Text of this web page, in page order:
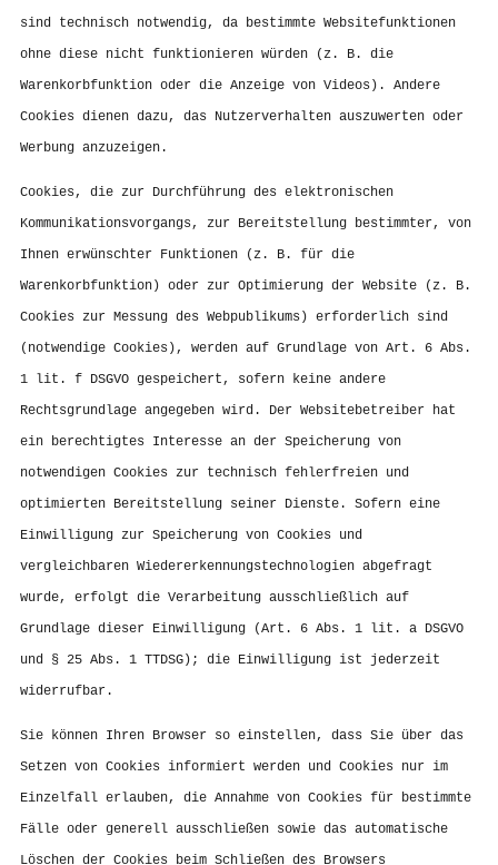
sind technisch notwendig, da bestimmte Websitefunktionen
ohne diese nicht funktionieren würden (z. B. die
Warenkorbfunktion oder die Anzeige von Videos). Andere
Cookies dienen dazu, das Nutzerverhalten auszuwerten oder
Werbung anzuzeigen.
Cookies, die zur Durchführung des elektronischen
Kommunikationsvorgangs, zur Bereitstellung bestimmter, von
Ihnen erwünschter Funktionen (z. B. für die
Warenkorbfunktion) oder zur Optimierung der Website (z. B.
Cookies zur Messung des Webpublikums) erforderlich sind
(notwendige Cookies), werden auf Grundlage von Art. 6 Abs.
1 lit. f DSGVO gespeichert, sofern keine andere
Rechtsgrundlage angegeben wird. Der Websitebetreiber hat
ein berechtigtes Interesse an der Speicherung von
notwendigen Cookies zur technisch fehlerfreien und
optimierten Bereitstellung seiner Dienste. Sofern eine
Einwilligung zur Speicherung von Cookies und
vergleichbaren Wiedererkennungstechnologien abgefragt
wurde, erfolgt die Verarbeitung ausschließlich auf
Grundlage dieser Einwilligung (Art. 6 Abs. 1 lit. a DSGVO
und § 25 Abs. 1 TTDSG); die Einwilligung ist jederzeit
widerrufbar.
Sie können Ihren Browser so einstellen, dass Sie über das
Setzen von Cookies informiert werden und Cookies nur im
Einzelfall erlauben, die Annahme von Cookies für bestimmte
Fälle oder generell ausschließen sowie das automatische
Löschen der Cookies beim Schließen des Browsers